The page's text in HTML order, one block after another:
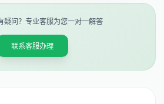
疑问？专业客服为您一对一解答
联系客服办理